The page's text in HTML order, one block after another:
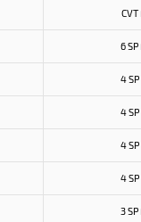
CVT
6
4
4
4
4
3